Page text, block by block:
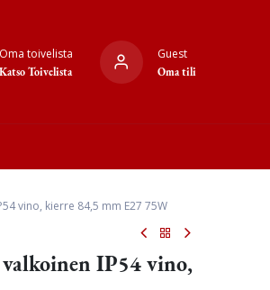
Oma toivelista
Katso Toivelista
Guest
Oma tili
vino, kierre 84,5 mm E27 75W
IP54 vino,